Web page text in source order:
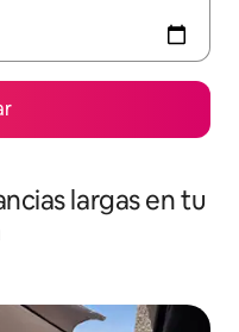
largas en tu